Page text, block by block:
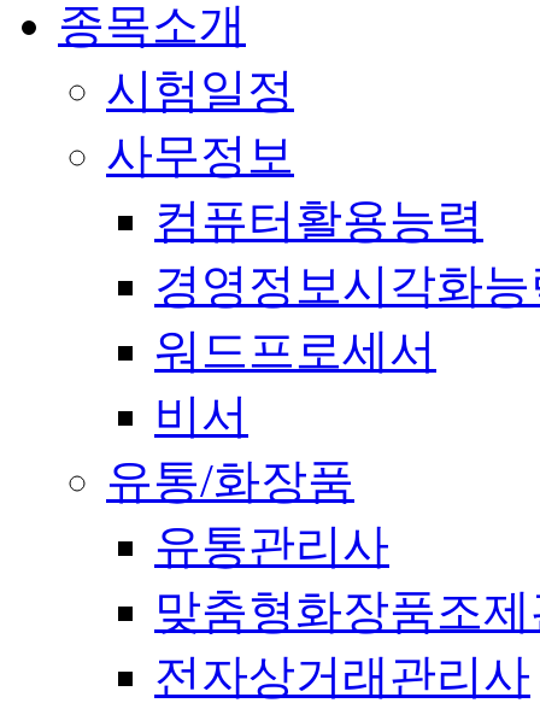
종목소개
시험일정
사무정보
컴퓨터활용능력
경영정보시각화
워드프로세서
비서
유통/화장품
유통관리사
맞춤형화장품조
전자상거래관리사